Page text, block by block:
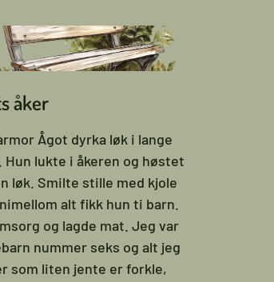
åker
Ågot dyrka løk i lange
Hun lukte i åkeren og høstet
løk. Smilte stille med kjole
alt fikk hun ti barn.
og lagde mat. Jeg var
nummer seks og alt jeg
som liten jente er forkle,